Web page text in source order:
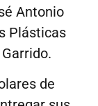
Antonio
Plásticas
de